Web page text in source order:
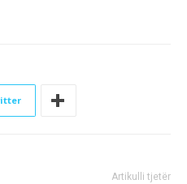
Artikulli tjetër